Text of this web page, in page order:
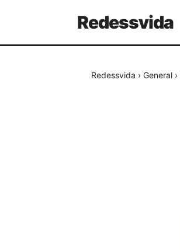
Redessvida
Redessvida › General ›